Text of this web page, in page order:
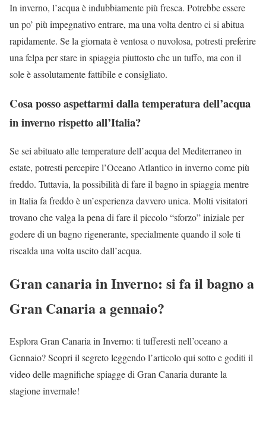
In inverno, l’acqua è indubbiamente più fresca. Potrebbe essere
un po’ più impegnativo entrare, ma una volta dentro ci si abitua
rapidamente. Se la giornata è ventosa o nuvolosa, potresti preferire
una felpa per stare in spiaggia piuttosto che un tuffo, ma con il
sole è assolutamente fattibile e consigliato.
Cosa posso aspettarmi dalla temperatura dell’acqua
in inverno rispetto all’Italia?
Se sei abituato alle temperature dell’acqua del Mediterraneo in
estate, potresti percepire l’Oceano Atlantico in inverno come più
freddo. Tuttavia, la possibilità di fare il bagno in spiaggia mentre
in Italia fa freddo è un’esperienza davvero unica. Molti visitatori
trovano che valga la pena di fare il piccolo “sforzo” iniziale per
godere di un bagno rigenerante, specialmente quando il sole ti
riscalda una volta uscito dall’acqua.
Gran canaria in Inverno: si fa il bagno a
Gran Canaria a gennaio?
Esplora Gran Canaria in Inverno: ti tufferesti nell’oceano a
Gennaio? Scopri il segreto leggendo l’articolo qui sotto e goditi il
video delle magnifiche spiagge di Gran Canaria durante la
stagione invernale!